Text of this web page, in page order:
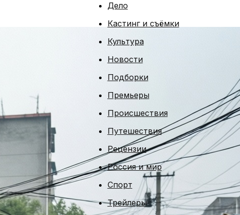
Дело
Кастинг и съёмки
Культура
Новости
Подборки
Премьеры
Происшествия
Путешествия
Рецензии
Россия и мир
Спорт
Трейлеры